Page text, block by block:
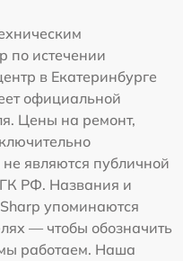
по истечении
в Екатеринбурге
официальной
Цены на ремонт,
являются публичной
ГК РФ. Названия и
упоминаются
— чтобы обозначить
работаем. Наша